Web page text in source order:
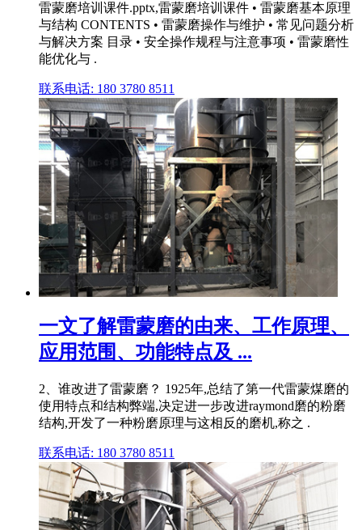
雷蒙磨培训课件.pptx,雷蒙磨培训课件 • 雷蒙磨基本原理
与结构 CONTENTS • 雷蒙磨操作与维护 • 常见问题分析
与解决方案 目录 • 安全操作规程与注意事项 • 雷蒙磨性
能优化与 .
联系电话: 180 3780 8511
一文了解雷蒙磨的由来、工作原理、
应用范围、功能特点及 ...
2、谁改进了雷蒙磨？ 1925年,总结了第一代雷蒙煤磨的
使用特点和结构弊端,决定进一步改进raymond磨的粉磨
结构,开发了一种粉磨原理与这相反的磨机,称之 .
联系电话: 180 3780 8511